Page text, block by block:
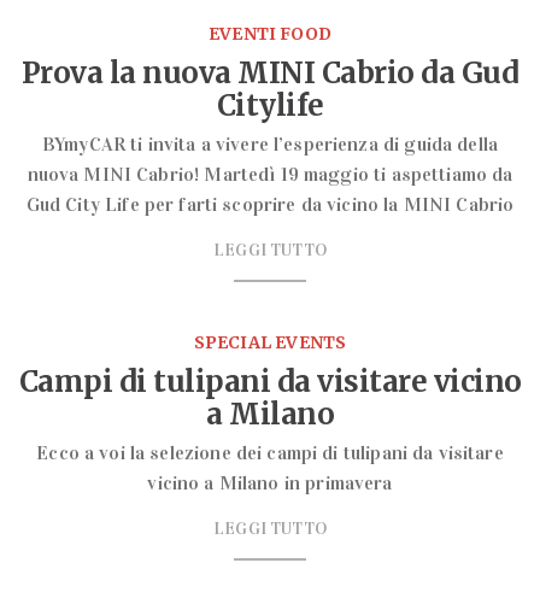
EVENTI FOOD
Prova la nuova MINI Cabrio da Gud
Citylife
BYmyCAR ti invita a vivere l’esperienza di guida della
nuova MINI Cabrio! Martedì 19 maggio ti aspettiamo da
Gud City Life per farti scoprire da vicino la MINI Cabrio
LEGGI TUTTO
SPECIAL EVENTS
Campi di tulipani da visitare vicino
a Milano
Ecco a voi la selezione dei campi di tulipani da visitare
vicino a Milano in primavera
LEGGI TUTTO